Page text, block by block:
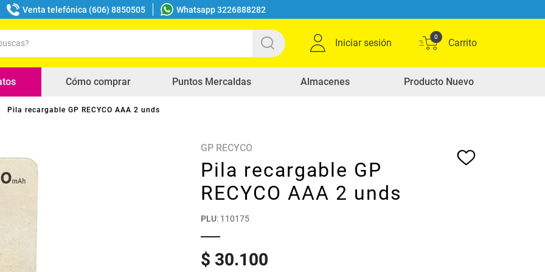
Venta telefónica (606) 8850505 Whatsapp 3226888282
Iniciar sesión
0
Cómo comprar Puntos Mercaldas Almacenes Producto Nuevo
Pila recargable GP RECYCO AAA 2 unds
GP RECYCO
Pila recargable GP
RECYCO AAA 2 unds
PLU: 110175
$ 30.100
buscados